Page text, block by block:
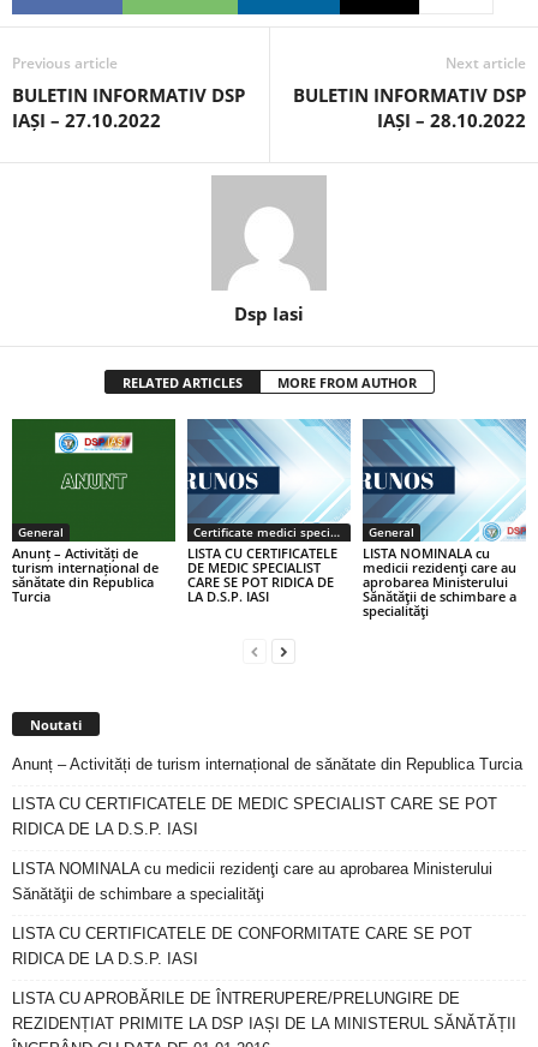
Previous article
BULETIN INFORMATIV DSP
IAȘI – 27.10.2022
Next article
BULETIN INFORMATIV DSP
IAȘI – 28.10.2022
Dsp Iasi
RELATED ARTICLES MORE FROM AUTHOR
General
Anunț – Activități de
turism internațional de
sănătate din Republica
Turcia
Certificate medici specialiști / primari
LISTA CU CERTIFICATELE
DE MEDIC SPECIALIST
CARE SE POT RIDICA DE
LA D.S.P. IASI
General
LISTA NOMINALA cu
medicii rezidenţi care au
aprobarea Ministerului
Sănătăţii de schimbare a
specialităţi
Noutati
Anunț – Activități de turism internațional de sănătate din Republica Turcia
LISTA CU CERTIFICATELE DE MEDIC SPECIALIST CARE SE POT
RIDICA DE LA D.S.P. IASI
LISTA NOMINALA cu medicii rezidenţi care au aprobarea Ministerului
Sănătăţii de schimbare a specialităţi
LISTA CU CERTIFICATELE DE CONFORMITATE CARE SE POT
RIDICA DE LA D.S.P. IASI
LISTA CU APROBĂRILE DE ÎNTRERUPERE/PRELUNGIRE DE
REZIDENȚIAT PRIMITE LA DSP IAȘI DE LA MINISTERUL SĂNĂTĂȚII